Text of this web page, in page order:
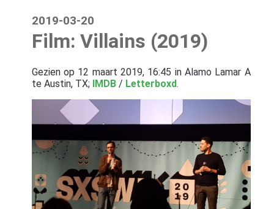
2019-03-20
Film: Villains (2019)
Gezien op 12 maart 2019, 16:45 in Alamo Lamar A
te Austin, TX; IMDB/ Letterboxd.